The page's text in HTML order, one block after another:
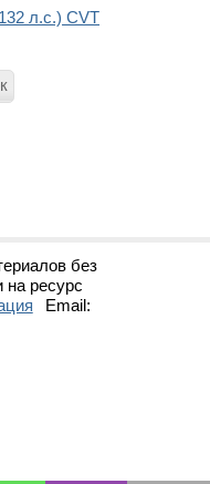
л.с.) CVT
без
на ресурс
Email: